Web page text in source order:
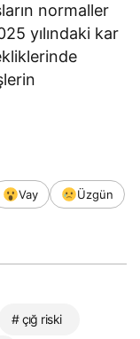
normaller
yılındaki kar
Vay
Üzgün
# çığ riski